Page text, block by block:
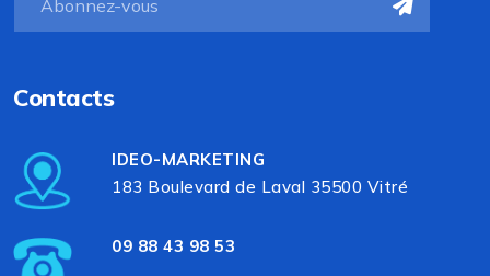
Contacts
IDEO-MARKETING
183 Boulevard de Laval 35500 Vitré
09 88 43 98 53